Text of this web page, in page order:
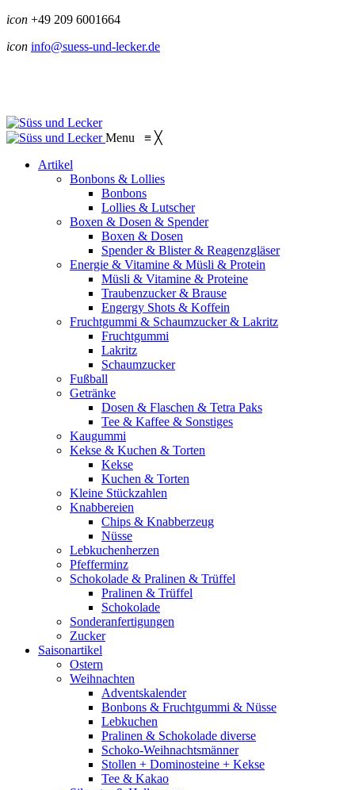
icon +49 209 6001664
icon info@suess-und-lecker.de
Menu ≡ ╳
Artikel
Bonbons & Lollies
Bonbons
Lollies & Lutscher
Boxen & Dosen & Spender
Boxen & Dosen
Spender & Blister & Reagenzgläser
Energie & Vitamine & Müsli & Protein
Müsli & Vitamine & Proteine
Traubenzucker & Brause
Engergy Shots & Koffein
Fruchtgummi & Schaumzucker & Lakritz
Fruchtgummi
Lakritz
Schaumzucker
Fußball
Getränke
Dosen & Flaschen & Tetra Paks
Tee & Kaffee & Sonstiges
Kaugummi
Kekse & Kuchen & Torten
Kekse
Kuchen & Torten
Kleine Stückzahlen
Knabbereien
Chips & Knabberzeug
Nüsse
Lebkuchenherzen
Pfefferminz
Schokolade & Pralinen & Trüffel
Pralinen & Trüffel
Schokolade
Sonderanfertigungen
Zucker
Saisonartikel
Ostern
Weihnachten
Adventskalender
Bonbons & Fruchtgummi & Nüsse
Lebkuchen
Pralinen & Schokolade diverse
Schoko-Weihnachtsmänner
Stollen + Dominosteine + Kekse
Tee & Kakao